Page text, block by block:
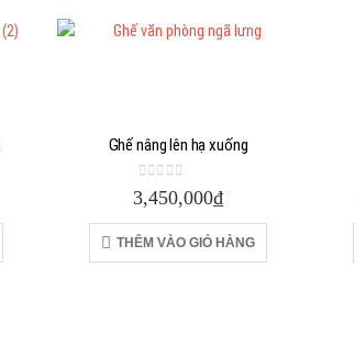
Ghế nâng lên hạ xuống
0 out of 5
3,450,000₫
THÊM VÀO GIỎ HÀNG